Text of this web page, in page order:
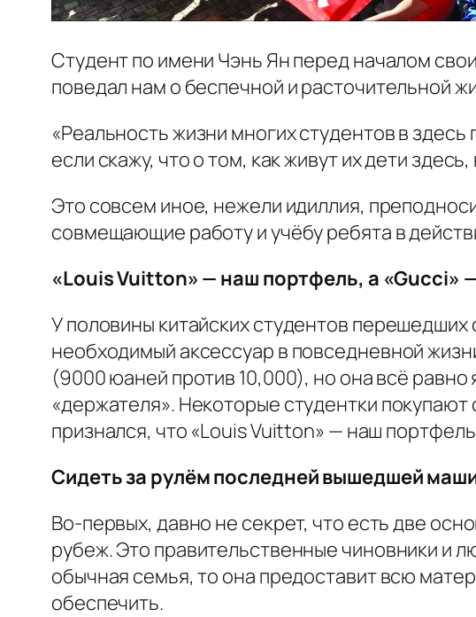
Студент по имени Чэнь Ян перед началом
поведал нам о беспечной и расточительной
«Реальность жизни многих студентов в
если скажу, что о том, как живут их дети
Это совсем иное, нежели идиллия,
совмещающие работу и учёбу ребята в
«Louis Vuitton» — наш портфель, а «Gucci»
У половины китайских студентов
необходимый аксессуар в повседневной
(9000 юаней против 10,000), но она всё
«держателя». Некоторые студентки
признался, что «Louis Vuitton» — наш
Сидеть за рулём последней вышедшей
Во-первых, давно не секрет, что есть две
рубеж. Это правительственные чиновники и
обычная семья, то она предоставит всю
обеспечить.